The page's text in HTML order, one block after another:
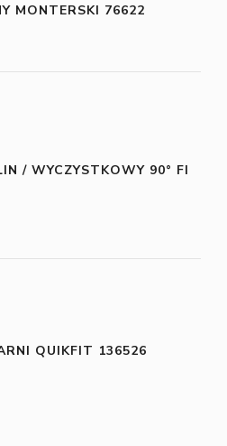
MONTERSKI 76622
/ WYCZYSTKOWY 90° FI
QUIKFIT 136526